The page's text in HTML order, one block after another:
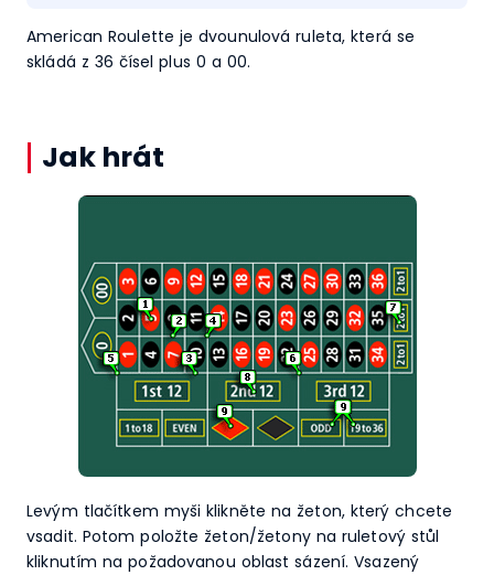
American Roulette je dvounulová ruleta, která se
skládá z 36 čísel plus 0 a 00.
Jak hrát
Levým tlačítkem myši klikněte na žeton, který chcete
vsadit. Potom položte žeton/žetony na ruletový stůl
kliknutím na požadovanou oblast sázení. Vsazený